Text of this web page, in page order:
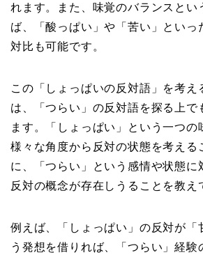
れます。また、味覚のバランスとい
ば、「酸っぱい」や「苦い」といっ
対比も可能です。
この「しょっぱいの反対語」を考え
は、「つらい」の反対語を探る上で
ます。「しょっぱい」という一つの
様々な角度から反対の状態を考える
に、「つらい」という感情や状態に
反対の概念が存在しうることを教え
例えば、「しょっぱい」の反対が「
う発想を借りれば、「つらい」経験